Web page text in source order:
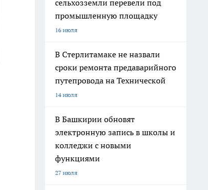
сельхозземли перевели под
промышленную площадку
16 июля
В Стерлитамаке не назвали
сроки ремонта предаварийного
путепровода на Технической
14 июля
В Башкирии обновят
электронную запись в школы и
колледжи с новыми
функциями
27 июля